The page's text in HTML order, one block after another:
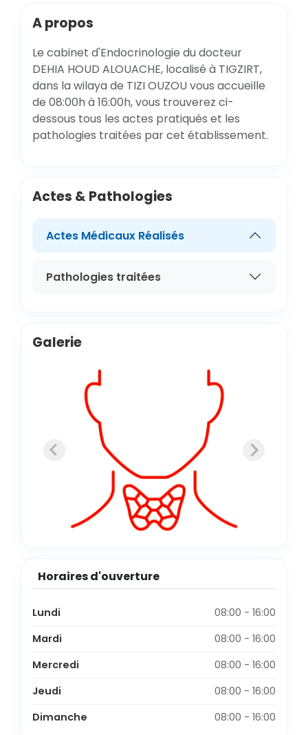
A propos
Le cabinet d'Endocrinologie du docteur
DEHIA HOUD ALOUACHE, localisé à TIGZIRT,
dans la wilaya de TIZI OUZOU vous accueille
de 08:00h à 16:00h, vous trouverez ci-
dessous tous les actes pratiqués et les
pathologies traitées par cet établissement.
Actes & Pathologies
Actes Médicaux Réalisés
Pathologies traitées
Galerie
Horaires d'ouverture
Lundi
08:00 - 16:00
Mardi
08:00 - 16:00
Mercredi
08:00 - 16:00
Jeudi
08:00 - 16:00
Dimanche
08:00 - 16:00